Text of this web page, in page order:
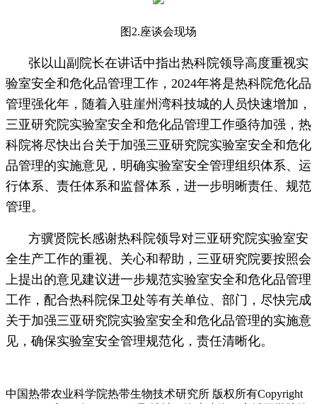
图2.座谈会现场
张以山副院长在讲话中指出热科院领导高度重视实
验室安全和危化品管理工作，2024年将是热科院危化品
管理强化年，随着入驻崖州湾科技城的人员快速增加，
三亚研究院实验室安全和危化品管理工作亟待加强，热
科院将尽快出台关于加强三亚研究院实验室安全和危化
品管理的实施意见，明确实验室安全管理组织体系、运
行体系、责任体系和监督体系，进一步明晰责任、规范
管理。
方骥贤院长感谢热科院领导对三亚研究院实验室安
全生产工作的重视、关心和帮助，三亚研究院要按照会
上提出的意见建议进一步规范实验室安全和危化品管理
工作，配合热科院保卫处等有关单位、部门，尽快完成
关于加强三亚研究院实验室安全和危化品管理的实施意
见，确保实验室安全管理规范化，责任清晰化。
中国热带农业科学院热带生物技术研究所 版权所有Copyright